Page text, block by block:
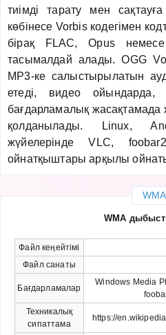
тиімді тарату мен
көбінесе Vorbis кодегімен
бірақ FLAC, Opus
тасымалдай алады. OGG
MP3-ке салыстырылатын
етеді, видео
бағдарламалық жасақтамада
қолданылады. Linux,
жүйелерінде VLC,
ойнатқыштары арқылы
WMA
WMA
Файл кеңейтімі
Файл санаты
Бағдарламалар
Windows Media
Техникалық
сипаттама
https://